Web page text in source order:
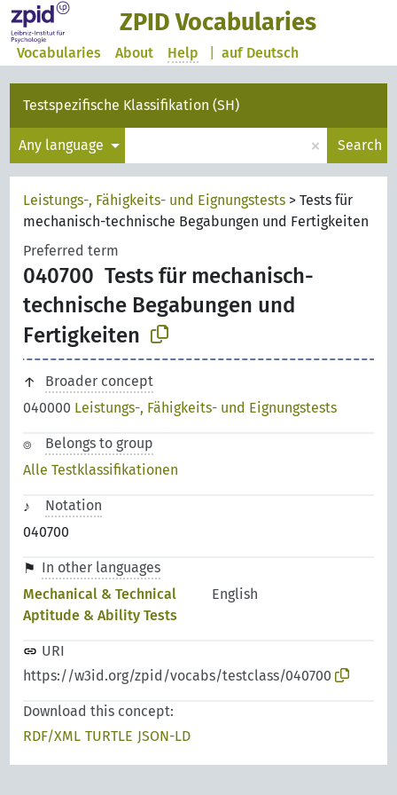
ZPID Vocabularies
auf Deutsch
Vocabularies About Help
Testspezifische Klassifikation (SH)
Any language × Search
Leistungs-, Fähigkeits- und Eignungstests >Tests für
mechanisch-technische Begabungen und Fertigkeiten
Preferred term
040700 Tests für mechanisch-
technische Begabungen und
Fertigkeiten
Broader concept
040000 Leistungs-, Fähigkeits- und Eignungstests
Belongs to group
Alle Testklassifikationen
Notation
040700
In other languages
Mechanical & Technical
Aptitude & Ability Tests
English
URI
https://w3id.org/zpid/vocabs/testclass/040700
Download this concept:
RDF/XML TURTLE JSON-LD